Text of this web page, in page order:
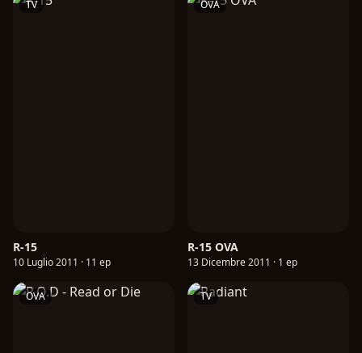
TV
R-15
10 Luglio 2011 · 11 ep
OVA
R-15 OVA
13 Dicembre 2011 · 1 ep
OVA TV